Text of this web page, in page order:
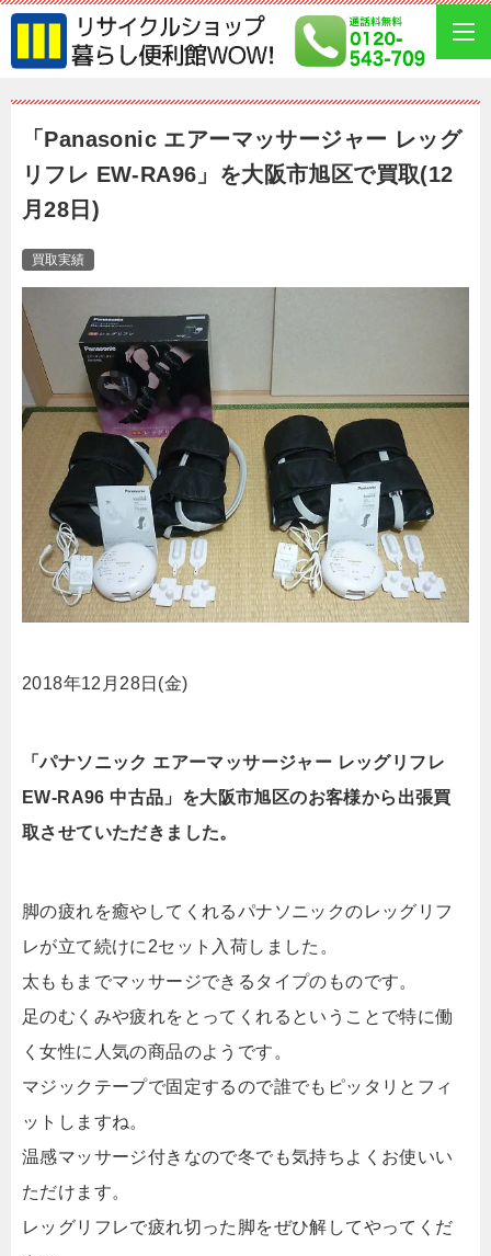
「Panasonic エアーマッサージャー レッグ
リフレ EW-RA96」を大阪市旭区で買取(12
月28日)
買取実績
2018年12月28日(金)
「パナソニック エアーマッサージャー レッグリフレ
EW-RA96 中古品」を大阪市旭区のお客様から出張買
取させていただきました。
脚の疲れを癒やしてくれるパナソニックのレッグリフ
レが立て続けに2セット入荷しました。
太ももまでマッサージできるタイプのものです。
足のむくみや疲れをとってくれるということで特に働
く女性に人気の商品のようです。
マジックテープで固定するので誰でもピッタリとフィ
ットしますね。
温感マッサージ付きなので冬でも気持ちよくお使いい
ただけます。
レッグリフレで疲れ切った脚をぜひ解してやってくだ